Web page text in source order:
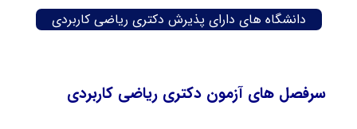
دانشگاه های دارای پذیرش دکتری ریاضی کاربردی
سرفصل های آزمون دکتری ریاضی کاربردی